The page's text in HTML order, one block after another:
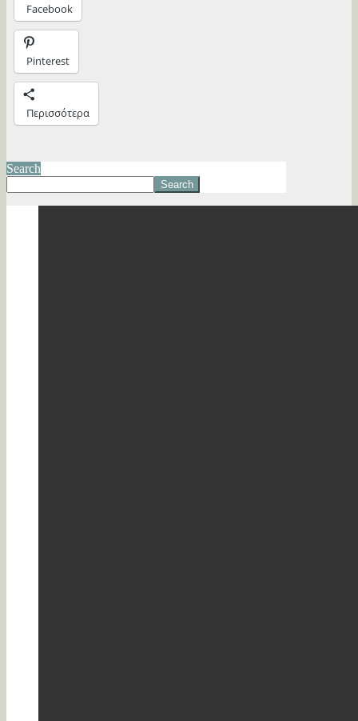
Facebook
Pinterest
Περισσότερα
Search
Search